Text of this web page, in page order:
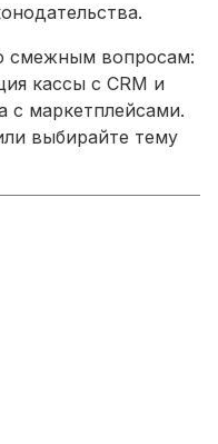
смежным вопросам:
кассы с CRM и
с маркетплейсами.
выбирайте тему